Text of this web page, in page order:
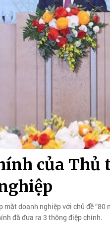
của
doanh nghiệp với chủ đề
đã đưa ra 3 thông điệp chính.